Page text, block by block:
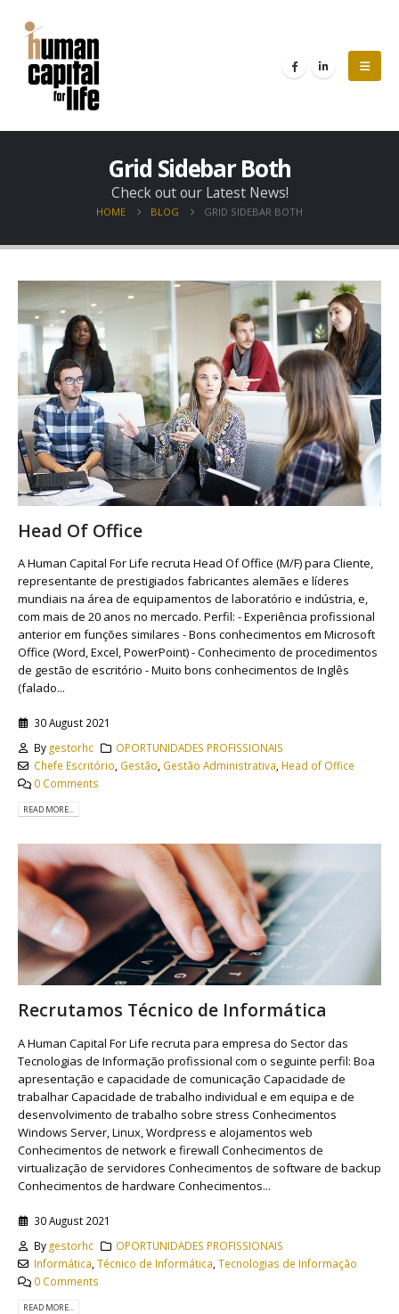
Grid Sidebar Both
Check out our Latest News!
HOME BLOG GRID SIDEBAR BOTH
Head Of Office
A Human Capital For Life recruta Head Of Office (M/F) para Cliente,
representante de prestigiados fabricantes alemães e líderes
mundiais na área de equipamentos de laboratório e indústria, e,
com mais de 20 anos no mercado. Perfil: - Experiência profissional
anterior em funções similares - Bons conhecimentos em Microsoft
Office (Word, Excel, PowerPoint) - Conhecimento de procedimentos
de gestão de escritório - Muito bons conhecimentos de Inglês
(falado...
30 August 2021
By gestorhc
OPORTUNIDADES PROFISSIONAIS
Chefe Escritório Gestão Gestão Administrativa Head of Office
0 Comments
READ MORE...
Recrutamos Técnico de Informática
A Human Capital For Life recruta para empresa do Sector das
Tecnologias de Informação profissional com o seguinte perfil: Boa
apresentação e capacidade de comunicação Capacidade de
trabalhar Capacidade de trabalho individual e em equipa e de
desenvolvimento de trabalho sobre stress Conhecimentos
Windows Server, Linux, Wordpress e alojamentos web
Conhecimentos de network e firewall Conhecimentos de
virtualização de servidores Conhecimentos de software de backup
Conhecimentos de hardware Conhecimentos...
30 August 2021
By gestorhc
OPORTUNIDADES PROFISSIONAIS
Informática Técnico de Informática Tecnologias de Informação
0 Comments
READ MORE...